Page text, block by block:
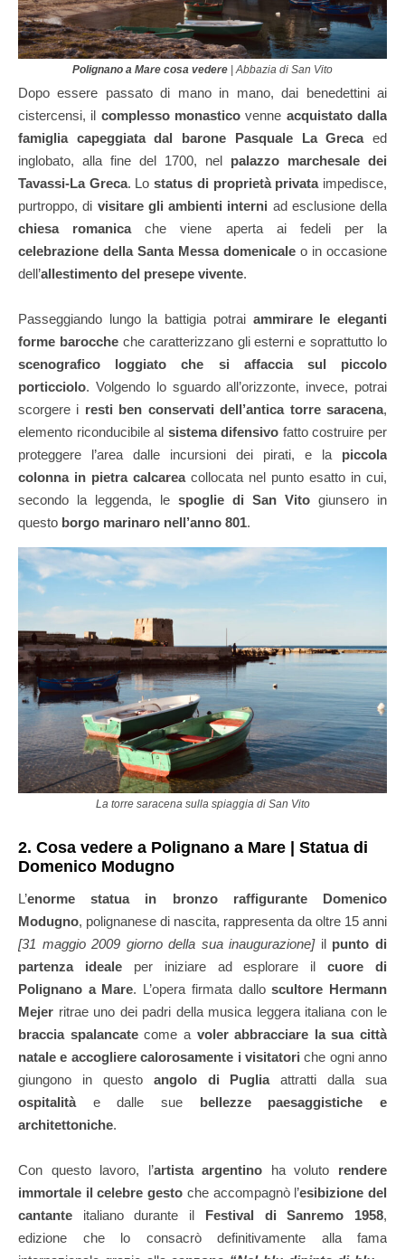
Polignano a Mare cosa vedere | Abbazia di San Vito
Dopo essere passato di mano in mano, dai benedettini ai
cistercensi, il complesso monastico venne acquistato dalla
famiglia capeggiata dal barone Pasquale La Grecaed
inglobato, alla fine del 1700, nel palazzo marchesale dei
Tavassi-La Greca. Lostatus di proprietà privataimpedisce,
purtroppo, di visitare gli ambienti interni ad esclusione della
chiesa romanicache viene aperta ai fedeli per la
celebrazione della Santa Messa domenicale o in occasione
dell’allestimento del presepe vivente.
Passeggiando lungo la battigia potrai ammirare le eleganti
forme baroccheche caratterizzano gli esterni e soprattutto lo
scenografico loggiato che si affaccia sul piccolo
porticciolo. Volgendo lo sguardo all’orizzonte, invece, potrai
scorgere i resti ben conservati dell’antica torre saracena,
elemento riconducibile al sistema difensivo fatto costruire per
proteggere l’area dalle incursioni dei pirati, e la piccola
colonna in pietra calcareacollocata nel punto esatto in cui,
secondo la leggenda, le spoglie di San Vito giunsero in
questo borgo marinaro nell’anno 801.
La torre saracena sulla spiaggia di San Vito
2. Cosa vedere a Polignano a Mare | Statua di
Domenico Modugno
L’enorme statua in bronzo raffigurante Domenico
Modugno, polignanese di nascita, rappresenta da oltre 15 anni
[31 maggio 2009 giorno della sua inaugurazione]il punto di
partenza idealeper iniziare ad esplorare ilcuore di
Polignano a Mare. L’opera firmata dalloscultore Hermann
Mejer ritrae uno dei padri della musica leggera italiana con le
braccia spalancatecome a voler abbracciare la sua città
natale e accogliere calorosamente i visitatori che ogni anno
giungono in questo angolo di Pugliaattratti dalla sua
ospitalità e dalle sue bellezze paesaggistiche e
architettoniche.
Con questo lavoro, l’artista argentino ha voluto rendere
immortale il celebre gesto che accompagnò l’esibizione del
cantante italiano durante il Festival di Sanremo 1958,
edizione che lo consacrò definitivamente alla fama